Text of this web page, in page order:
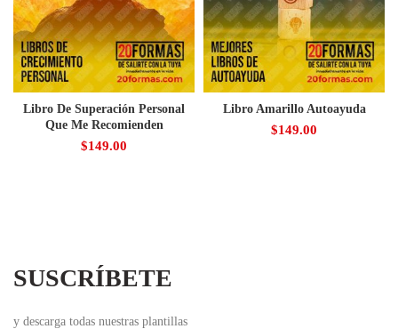
Libro De Superación Personal
Que Me Recomienden
$149.00
Libro Amarillo Autoayuda
$149.00
SUSCRÍBETE
y descarga todas nuestras plantillas